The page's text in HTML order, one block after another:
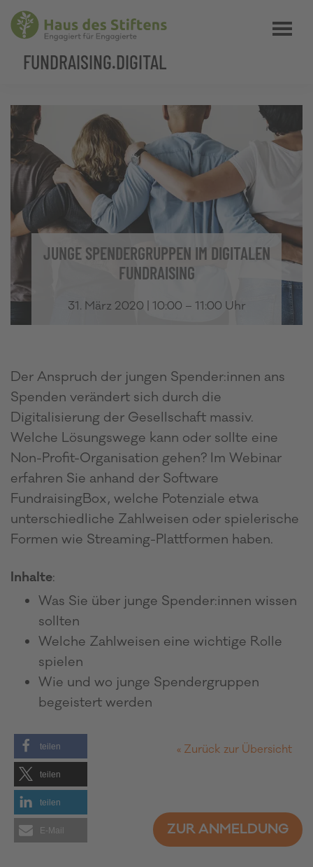
Zum
Inhalt
Zur
Fußzeile
FUNDRAISING.DIGITAL
Ihre
Zielgruppe
auf
Media
JUNGE SPENDERGRUPPEN IM DIGITALEN
FUNDRAISING
31. März 2020 | 10:00 – 11:00 Uhr
Der Anspruch der jungen Spender:innen ans
Spenden verändert sich durch die
Digitalisierung der Gesellschaft massiv.
Welche Lösungswege kann oder sollte eine
Non-Profit-Organisation gehen? Im Webinar
erfahren Sie anhand der Software
FundraisingBox, welche Potenziale etwa
unterschiedliche Zahlweisen oder spielerische
Formen wie Streaming-Plattformen haben.
Inhalte:
Was Sie über junge Spender:innen wissen
sollten
Welche Zahlweisen eine wichtige Rolle
spielen
Wie und wo junge Spendergruppen
begeistert werden
« Zurück zur Übersicht
teilen
teilen
teilen
E-Mail ZUR ANMELDUNG